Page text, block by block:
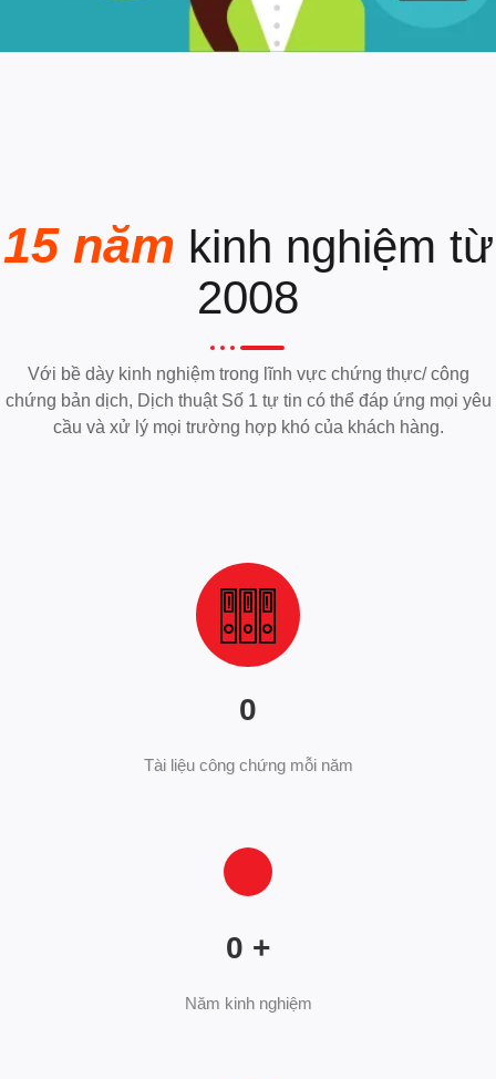
15 năm kinh nghiệm từ
2008
Với bề dày kinh nghiệm trong lĩnh vực chứng thực/ công
chứng bản dịch, Dịch thuật Số 1 tự tin có thể đáp ứng mọi yêu
cầu và xử lý mọi trường hợp khó của khách hàng.
0
Tài liệu công chứng mỗi năm
0 +
Năm kinh nghiệm